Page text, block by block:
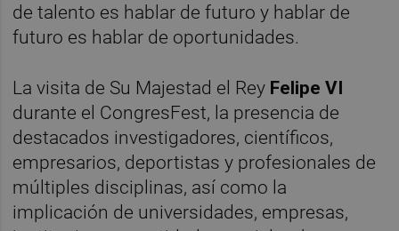
de talento es hablar de futuro y hablar de
futuro es hablar de oportunidades.
La visita de Su Majestad el Rey Felipe VI
durante el CongresFest, la presencia de
destacados investigadores, científicos,
empresarios, deportistas y profesionales de
múltiples disciplinas, así como la
implicación de universidades, empresas,